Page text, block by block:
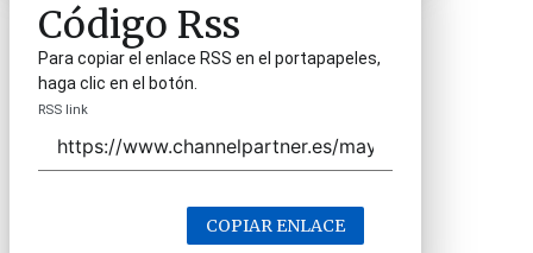
Código Rss
Para copiar el enlace RSS en el portapapeles,
haga clic en el botón.
RSS link
COPIAR ENLACE